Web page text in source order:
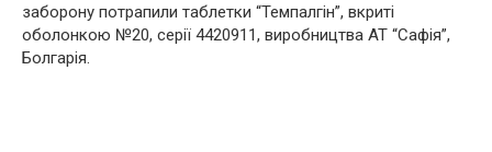
заборону потрапили таблетки “Темпалгін”, вкриті
оболонкою №20, серії 4420911, виробництва АТ “Сафія”,
Болгарія.